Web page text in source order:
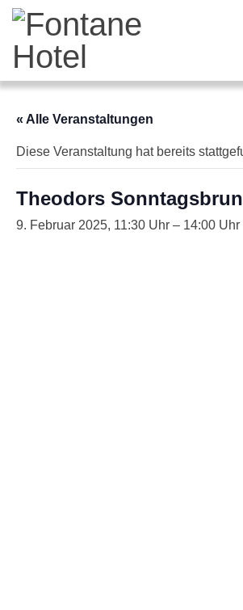
« Alle Veranstaltungen
Diese Veranstaltung hat bereits
Theodors
9. Februar 2025, 11:30 – 14:00